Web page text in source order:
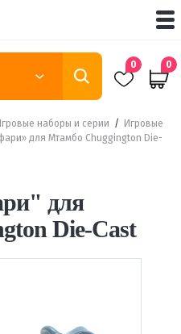
0 0
наборы и серии /
Игровые
для Мтамбо Chuggington Die-
для
Die-Cast